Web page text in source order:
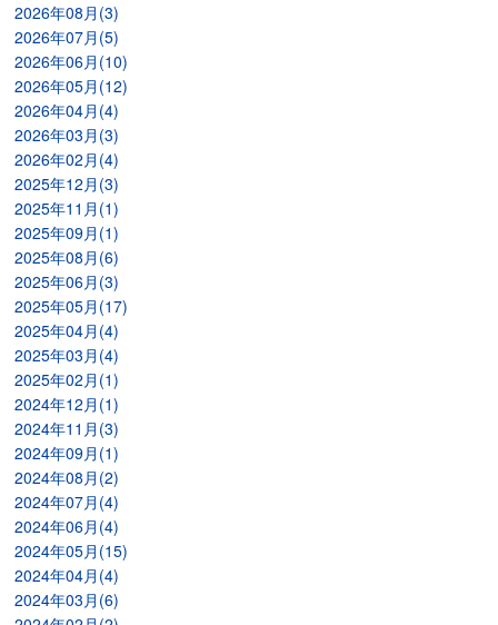
2026年08月(3)
2026年07月(5)
2026年06月(10)
2026年05月(12)
2026年04月(4)
2026年03月(3)
2026年02月(4)
2025年12月(3)
2025年11月(1)
2025年09月(1)
2025年08月(6)
2025年06月(3)
2025年05月(17)
2025年04月(4)
2025年03月(4)
2025年02月(1)
2024年12月(1)
2024年11月(3)
2024年09月(1)
2024年08月(2)
2024年07月(4)
2024年06月(4)
2024年05月(15)
2024年04月(4)
2024年03月(6)